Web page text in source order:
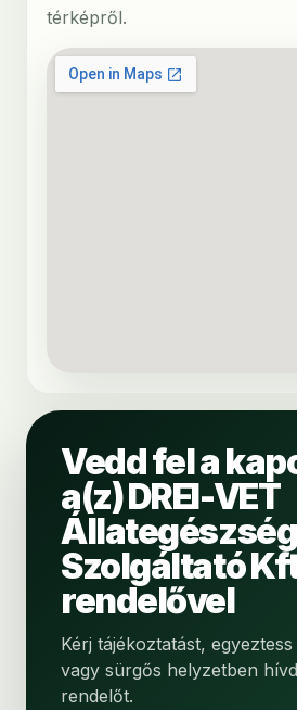
térképről.
Vedd fel a
a(z) DREI-VET
Szolgáltató
rendelővel
Kérj tájékoztatást,
vagy sürgős helyzetben
rendelőt.